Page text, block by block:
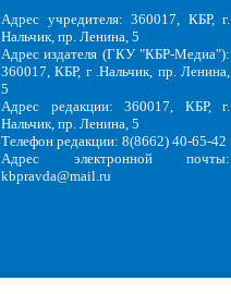
Адрес учредителя: 360017, КБР, г.
Нальчик, пр. Ленина, 5
Адрес издателя (ГКУ "КБР-Медиа"):
360017, КБР, г .Нальчик, пр. Ленина,
5
Адрес редакции: 360017, КБР, г.
Нальчик, пр. Ленина, 5
Телефон редакции: 8(8662) 40-65-42
Адрес электронной почты:
kbpravda@mail.ru